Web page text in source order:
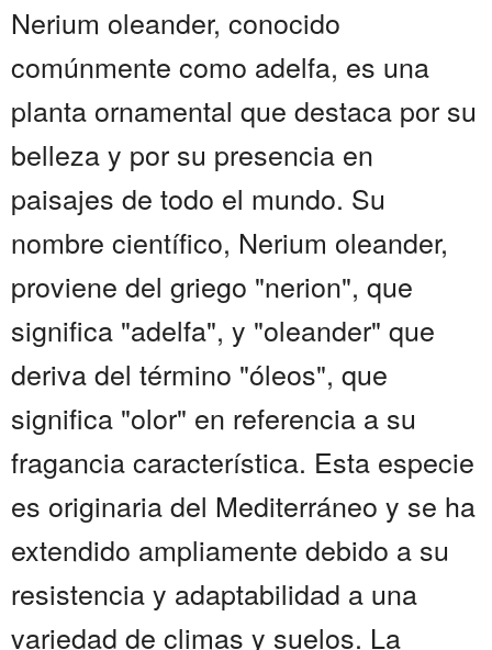
Nerium oleander, conocido
comúnmente como adelfa, es una
planta ornamental que destaca por su
belleza y por su presencia en
paisajes de todo el mundo. Su
nombre científico, Nerium oleander,
proviene del griego "nerion", que
significa "adelfa", y "oleander" que
deriva del término "óleos", que
significa "olor" en referencia a su
fragancia característica. Esta especie
es originaria del Mediterráneo y se ha
extendido ampliamente debido a su
resistencia y adaptabilidad a una
variedad de climas y suelos. La